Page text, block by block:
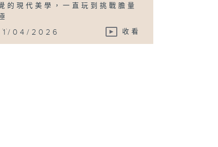
的現代美學，一直玩到挑戰膽量
04/2026 收看